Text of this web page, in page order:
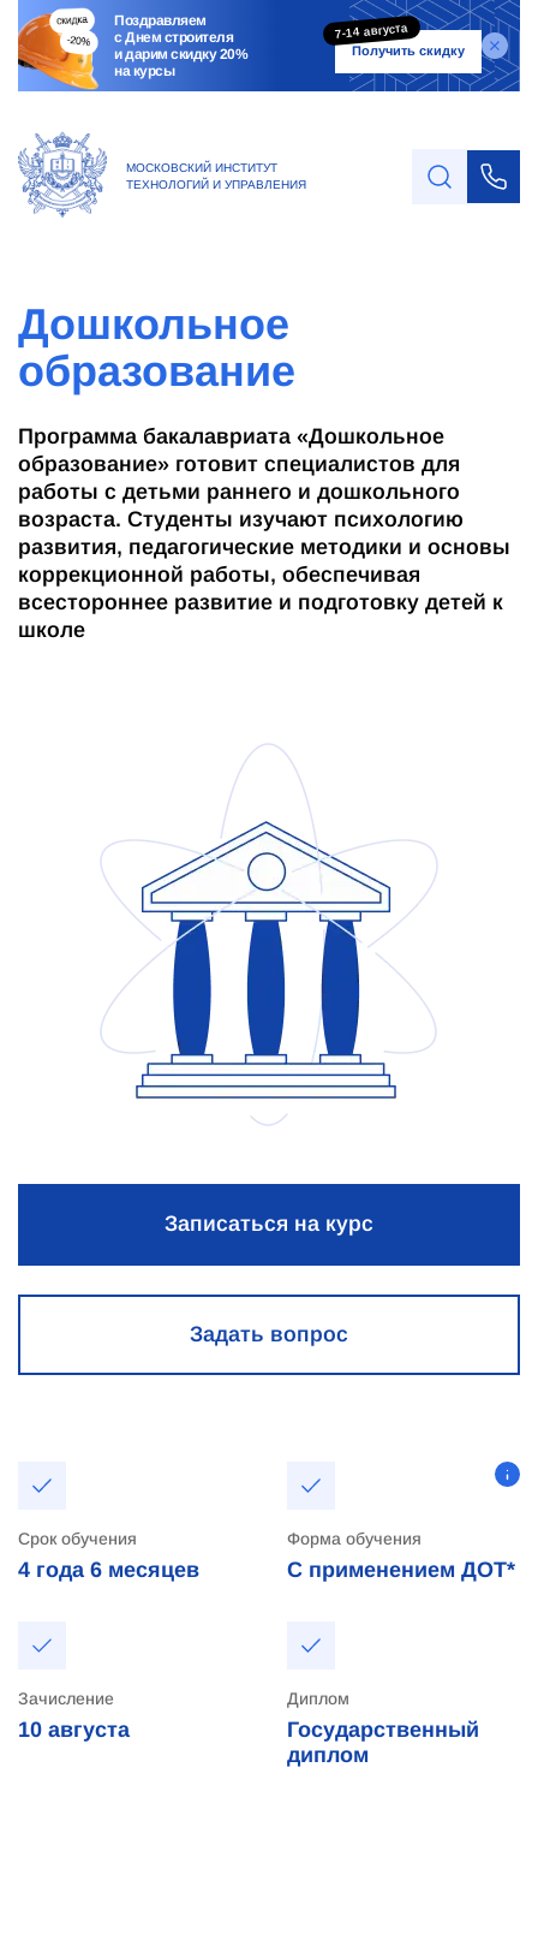
Поздравляем
с Днем строителя
и дарим скидку 20%
на курсы
7-14 августа
Получить скидку
МОСКОВСКИЙ ИНСТИТУТ
ТЕХНОЛОГИЙ И УПРАВЛЕНИЯ
Дошкольное
образование
Программа бакалавриата «Дошкольное
образование» готовит специалистов для
работы с детьми раннего и дошкольного
возраста. Студенты изучают психологию
развития, педагогические методики и основы
коррекционной работы, обеспечивая
всестороннее развитие и подготовку детей к
школе
Записаться на курс
Задать вопрос
Срок обучения
4 года 6 месяцев
Форма обучения
С применением ДОТ*
Зачисление
10 августа
Диплом
Государственный
диплом